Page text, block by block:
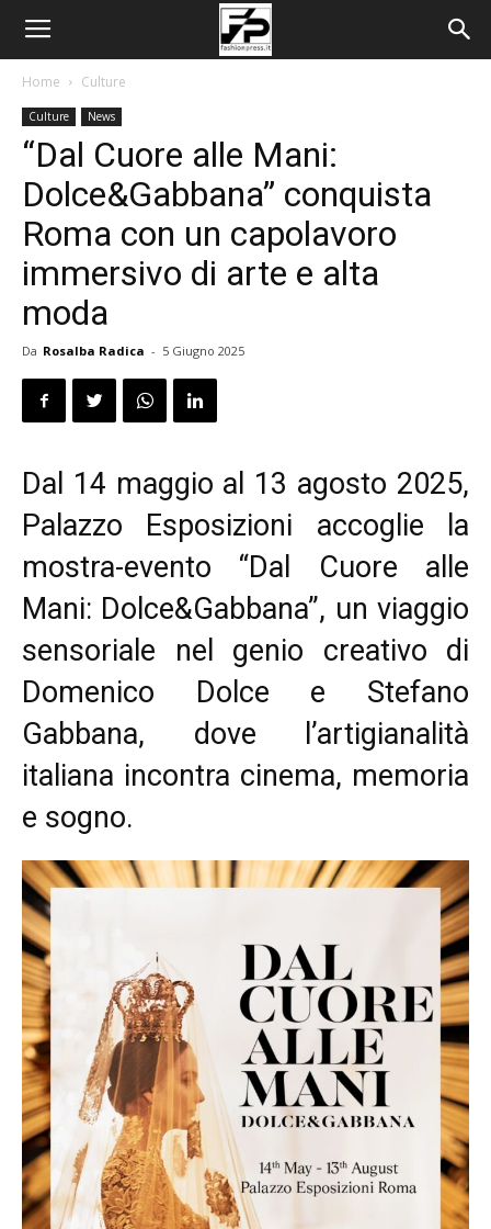
Home Culture
Culture News
“Dal Cuore alle Mani:
Dolce&Gabbana” conquista
Roma con un capolavoro
immersivo di arte e alta
moda
Da Rosalba Radica - 5 Giugno 2025
Dal 14 maggio al 13 agosto 2025,
Palazzo Esposizioni accoglie la
mostra-evento “Dal Cuore alle
Mani: Dolce&Gabbana”, un viaggio
sensoriale nel genio creativo di
Domenico Dolce e Stefano
Gabbana, dove l’artigianalità
italiana incontra cinema, memoria
e sogno.